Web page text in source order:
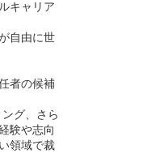
キャリア
自由に世
者の候補
グ、さら
験や志向
領域で裁